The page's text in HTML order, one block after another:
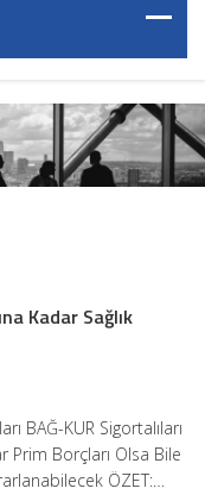
Kadar Sağlık
BAĞ-KUR Sigortalıları
Prim Borçları Olsa Bile
ÖZET:…